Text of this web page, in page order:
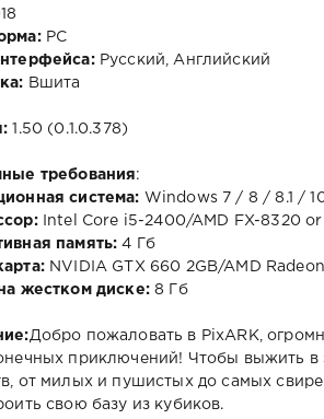
PC
Русский, Английский
Вшита
1.50 (0.1.0.378)
требования:
система: Windows 7 / 8 / 8.1 /
Intel Core i5-2400/AMD FX-8320
память: 4 Гб
NVIDIA GTX 660 2GB/AMD
жестком диске:8 Гб
Добро пожаловать в PixARK,
приключений! Чтобы выжить в
от милых и пушистых до самых
свою базу из кубиков.